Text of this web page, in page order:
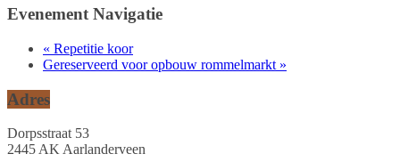
Evenement Navigatie
« Repetitie koor
Gereserveerd voor opbouw rommelmarkt »
Adres
Dorpsstraat 53
2445 AK Aarlanderveen